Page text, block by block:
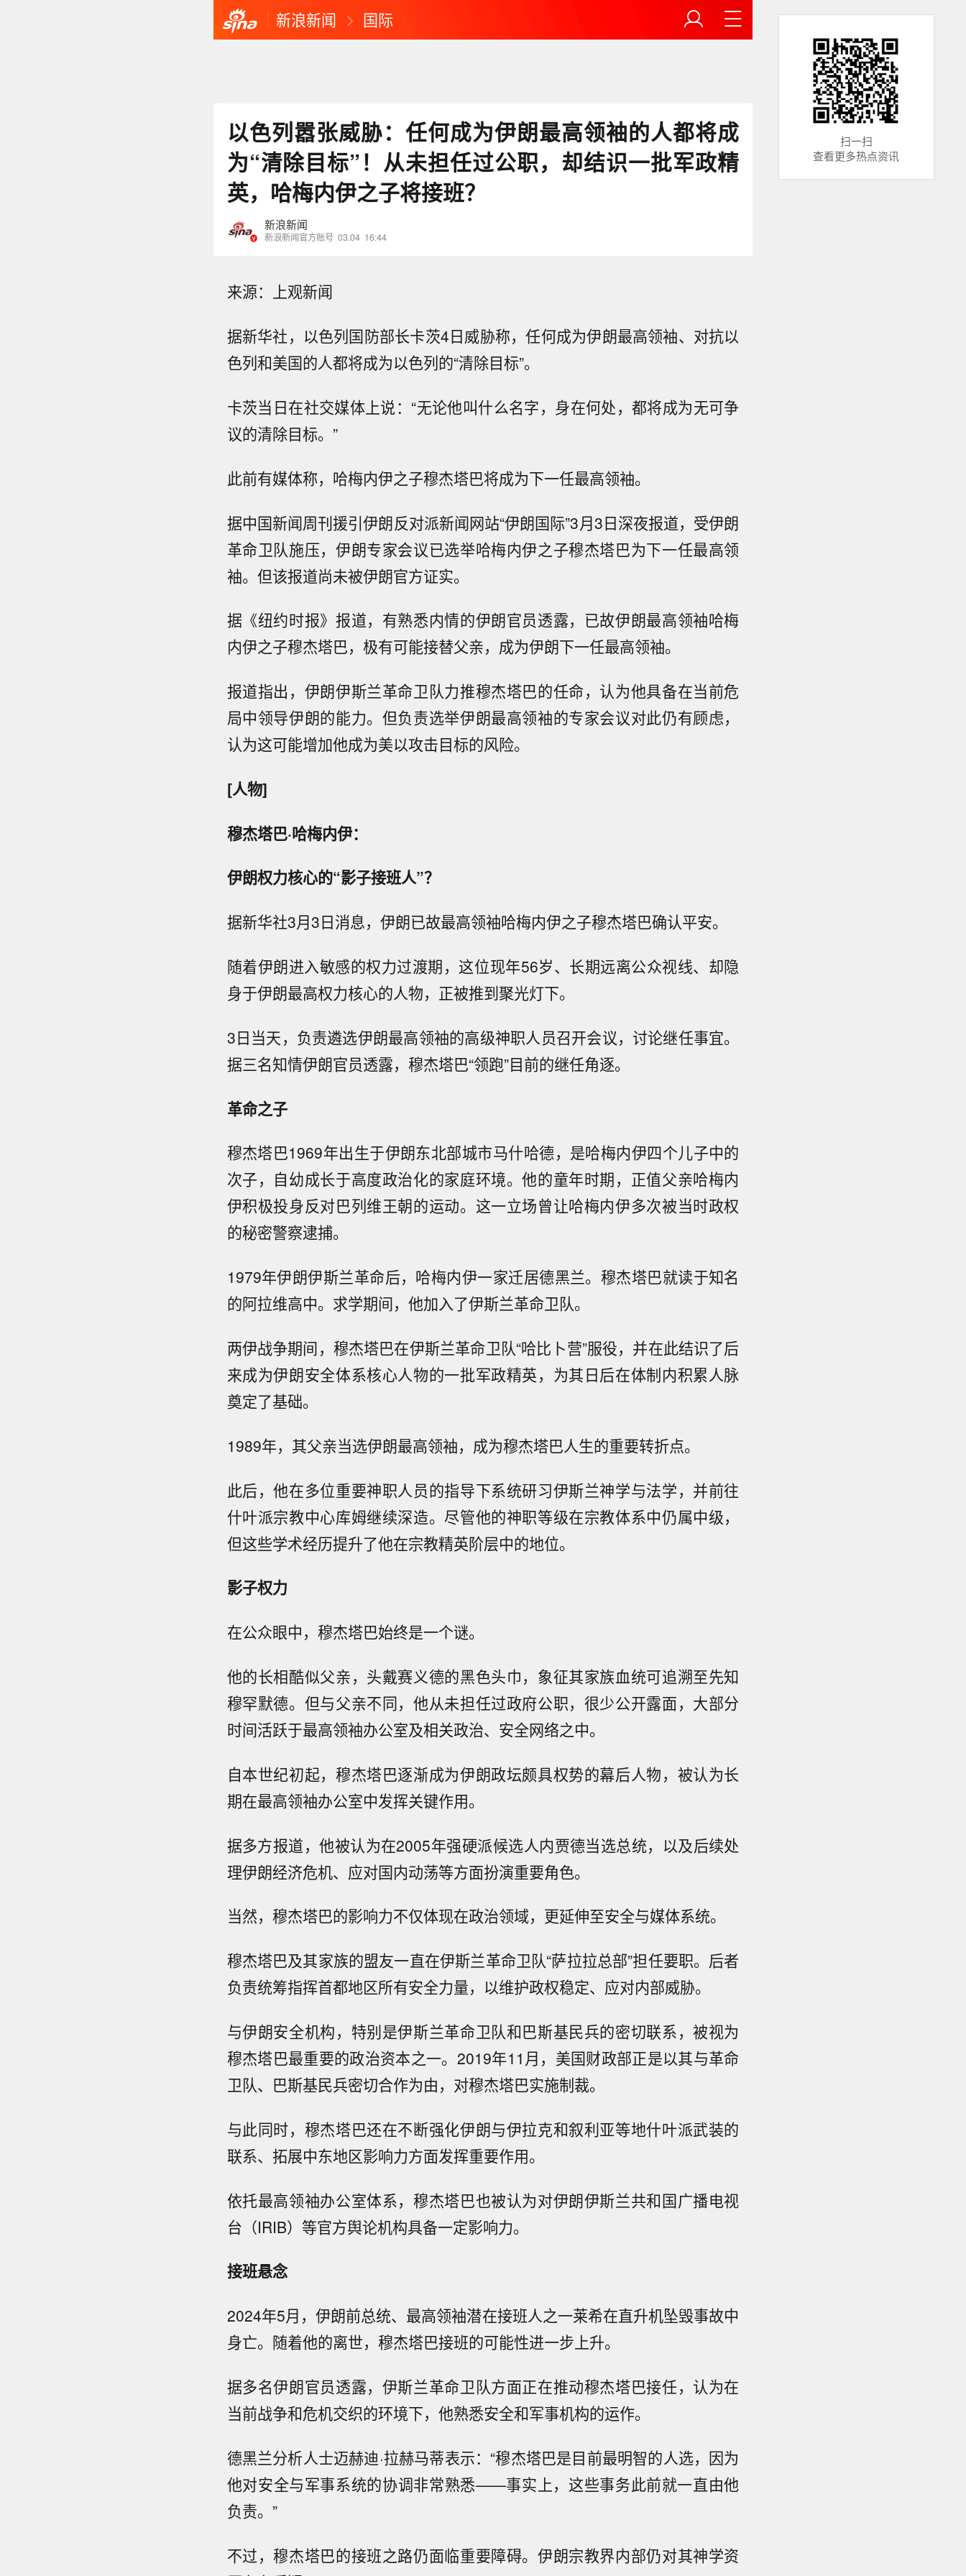
新浪新闻 国际
以色列嚣张威胁：任何成为伊朗最高领袖的人都将成
为“清除目标”！从未担任过公职，却结识一批军政精
英，哈梅内伊之子将接班？
新浪新闻
新浪新闻官方账号 03.04 16:44
来源：上观新闻
据新华社，以色列国防部长卡茨4日威胁称，任何成为伊朗最高领袖、对抗以
色列和美国的人都将成为以色列的“清除目标”。
卡茨当日在社交媒体上说：“无论他叫什么名字，身在何处，都将成为无可争
议的清除目标。”
此前有媒体称，哈梅内伊之子穆杰塔巴将成为下一任最高领袖。
据中国新闻周刊援引伊朗反对派新闻网站“伊朗国际”3月3日深夜报道，受伊朗
革命卫队施压，伊朗专家会议已选举哈梅内伊之子穆杰塔巴为下一任最高领
袖。但该报道尚未被伊朗官方证实。
据《纽约时报》报道，有熟悉内情的伊朗官员透露，已故伊朗最高领袖哈梅
内伊之子穆杰塔巴，极有可能接替父亲，成为伊朗下一任最高领袖。
报道指出，伊朗伊斯兰革命卫队力推穆杰塔巴的任命，认为他具备在当前危
局中领导伊朗的能力。但负责选举伊朗最高领袖的专家会议对此仍有顾虑，
认为这可能增加他成为美以攻击目标的风险。
[人物]
穆杰塔巴·哈梅内伊：
伊朗权力核心的“影子接班人”？
据新华社3月3日消息，伊朗已故最高领袖哈梅内伊之子穆杰塔巴确认平安。
随着伊朗进入敏感的权力过渡期，这位现年56岁、长期远离公众视线、却隐
身于伊朗最高权力核心的人物，正被推到聚光灯下。
3日当天，负责遴选伊朗最高领袖的高级神职人员召开会议，讨论继任事宜。
据三名知情伊朗官员透露，穆杰塔巴“领跑”目前的继任角逐。
革命之子
穆杰塔巴1969年出生于伊朗东北部城市马什哈德，是哈梅内伊四个儿子中的
次子，自幼成长于高度政治化的家庭环境。他的童年时期，正值父亲哈梅内
伊积极投身反对巴列维王朝的运动。这一立场曾让哈梅内伊多次被当时政权
的秘密警察逮捕。
1979年伊朗伊斯兰革命后，哈梅内伊一家迁居德黑兰。穆杰塔巴就读于知名
的阿拉维高中。求学期间，他加入了伊斯兰革命卫队。
两伊战争期间，穆杰塔巴在伊斯兰革命卫队“哈比卜营”服役，并在此结识了后
来成为伊朗安全体系核心人物的一批军政精英，为其日后在体制内积累人脉
奠定了基础。
1989年，其父亲当选伊朗最高领袖，成为穆杰塔巴人生的重要转折点。
此后，他在多位重要神职人员的指导下系统研习伊斯兰神学与法学，并前往
什叶派宗教中心库姆继续深造。尽管他的神职等级在宗教体系中仍属中级，
但这些学术经历提升了他在宗教精英阶层中的地位。
影子权力
在公众眼中，穆杰塔巴始终是一个谜。
他的长相酷似父亲，头戴赛义德的黑色头巾，象征其家族血统可追溯至先知
穆罕默德。但与父亲不同，他从未担任过政府公职，很少公开露面，大部分
时间活跃于最高领袖办公室及相关政治、安全网络之中。
自本世纪初起，穆杰塔巴逐渐成为伊朗政坛颇具权势的幕后人物，被认为长
期在最高领袖办公室中发挥关键作用。
据多方报道，他被认为在2005年强硬派候选人内贾德当选总统，以及后续处
理伊朗经济危机、应对国内动荡等方面扮演重要角色。
当然，穆杰塔巴的影响力不仅体现在政治领域，更延伸至安全与媒体系统。
穆杰塔巴及其家族的盟友一直在伊斯兰革命卫队“萨拉拉总部”担任要职。后者
负责统筹指挥首都地区所有安全力量，以维护政权稳定、应对内部威胁。
与伊朗安全机构，特别是伊斯兰革命卫队和巴斯基民兵的密切联系，被视为
穆杰塔巴最重要的政治资本之一。2019年11月，美国财政部正是以其与革命
卫队、巴斯基民兵密切合作为由，对穆杰塔巴实施制裁。
与此同时，穆杰塔巴还在不断强化伊朗与伊拉克和叙利亚等地什叶派武装的
联系、拓展中东地区影响力方面发挥重要作用。
依托最高领袖办公室体系，穆杰塔巴也被认为对伊朗伊斯兰共和国广播电视
台（IRIB）等官方舆论机构具备一定影响力。
接班悬念
2024年5月，伊朗前总统、最高领袖潜在接班人之一莱希在直升机坠毁事故中
身亡。随着他的离世，穆杰塔巴接班的可能性进一步上升。
据多名伊朗官员透露，伊斯兰革命卫队方面正在推动穆杰塔巴接任，认为在
当前战争和危机交织的环境下，他熟悉安全和军事机构的运作。
德黑兰分析人士迈赫迪·拉赫马蒂表示：“穆杰塔巴是目前最明智的人选，因为
他对安全与军事系统的协调非常熟悉——事实上，这些事务此前就一直由他
负责。”
不过，穆杰塔巴的接班之路仍面临重要障碍。伊朗宗教界内部仍对其神学资
扫一扫
查看更多热点资讯